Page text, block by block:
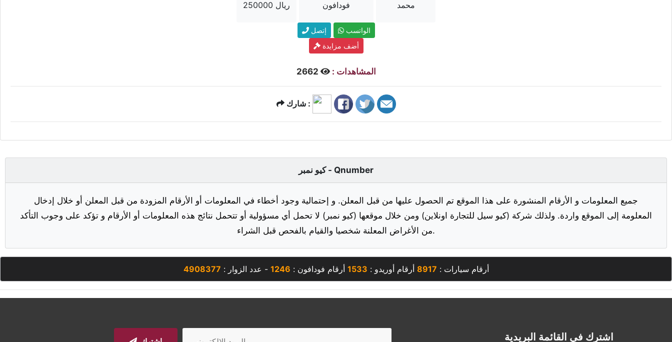
250000 ريال
فودافون
محمد
إتصل
الواتسب
أضف مزايدة
المشاهدات :
شارك :
كيو نمبر - Qnumber
جميع المعلومات و الأرقام المنشورة على هذا الموقع تم الحصول عليها من قبل المعلن. و إحتمالية وجود أخطاء في المعلومات أو الأرقام المزودة من قبل المعلن أو خلال إدخال
المعلومة إلى الموقع واردة. ولذلك شركة (كيو سيل للتجارة اونلاين) ومن خلال موقعها (كيو نمبر) لا تحمل أي مسؤولية أو تتحمل نتائج هذه المعلومات أو الأرقام و تؤكد على وجوب التأكد
من الأغراض المعلنة شخصيا والقيام بالفحص قبل الشراء.
أرقام سيارات : 8917 أرقام أوريدو : 1533 أرقام فودافون : 1246 - عدد الزوار : 4908377
اشترك في القائمة البريدية